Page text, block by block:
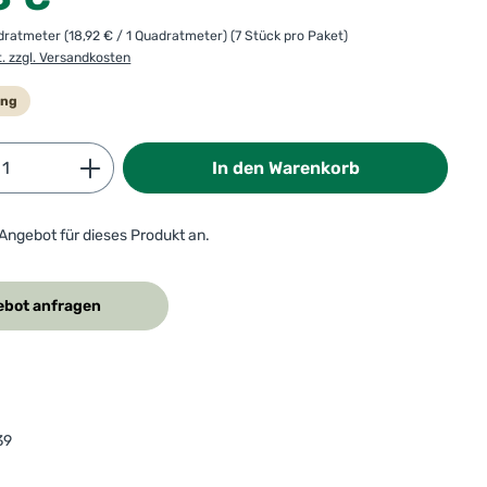
(18,92 € / 1 Quadratmeter)(7 Stück pro Paket)
zzgl. Versandkosten
Gib den gewünschten Wert ein
In den Warenkorb
für dieses Produkt an.
anfragen